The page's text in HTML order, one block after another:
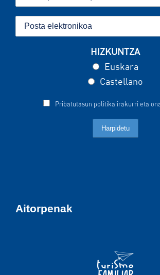
HIZKUNTZA
Euskara
Castellano
Pribatutasun politika irakurri eta
Aitorpenak